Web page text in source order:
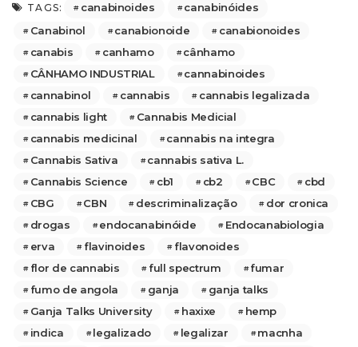
TAGS: canabinoides
canabinóides
Canabinol
canabionoide
canabionoides
canabis
canhamo
cânhamo
CÂNHAMO INDUSTRIAL
cannabinoides
cannabinol
cannabis
cannabis legalizada
cannabis light
Cannabis Medicial
cannabis medicinal
cannabis na integra
Cannabis Sativa
cannabis sativa L.
Cannabis Science
cb1 cb2 CBC
cbd
CBG
CBN descriminalização
dor cronica
drogas
endocanabinóide
Endocanabiologia
erva
flavinoides
flavonoides
flor de cannabis
full spectrum
fumar
fumo de angola
ganja
ganja talks
Ganja Talks University
haxixe
hemp
indica
legalizado legalizar
macnha